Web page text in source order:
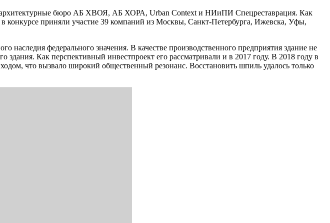
архитектурные бюро АБ ХВОЯ, АБ ХОРА, Urban Context и НИиПИ Спецреставрация. Как
конкурсе приняли участие 39 компаний из Москвы, Санкт-Петербурга, Ижевска, Уфы,
федерального значения. В качестве производственного предприятия здание не
здания. Как перспективный инвестпроект его рассматривали и в 2017 году. В 2018 году в
что вызвало широкий общественный резонанс. Восстановить шпиль удалось только